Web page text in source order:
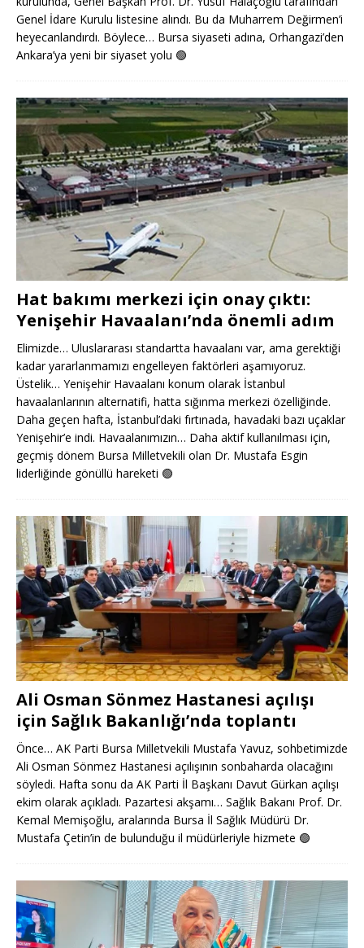
Genel İdare Kurulu listesine alındı. Bu da Muharrem Değirmen’i
heyecanlandırdı. Böylece… Bursa siyaseti adına, Orhangazi’den
Ankara’ya yeni bir siyaset yolu 🟢
Hat bakımı merkezi için onay çıktı:
Yenişehir Havaalanı’nda önemli adım
Elimizde… Uluslararası standartta havaalanı var, ama gerektiği
kadar yararlanmamızı engelleyen faktörleri aşamıyoruz.
Üstelik… Yenişehir Havaalanı konum olarak İstanbul
havaalanlarının alternatifi, hatta sığınma merkezi özelliğinde.
Daha geçen hafta, İstanbul’daki fırtınada, havadaki bazı uçaklar
Yenişehir’e indi. Havaalanımızın… Daha aktif kullanılması için,
geçmiş dönem Bursa Milletvekili olan Dr. Mustafa Esgin
liderliğinde gönüllü hareketi 🟢
Ali Osman Sönmez Hastanesi açılışı
için Sağlık Bakanlığı’nda toplantı
Önce… AK Parti Bursa Milletvekili Mustafa Yavuz, sohbetimizde
Ali Osman Sönmez Hastanesi açılışının sonbaharda olacağını
söyledi. Hafta sonu da AK Parti İl Başkanı Davut Gürkan açılışı
ekim olarak açıkladı. Pazartesi akşamı… Sağlık Bakanı Prof. Dr.
Kemal Memişoğlu, aralarında Bursa İl Sağlık Müdürü Dr.
Mustafa Çetin’in de bulunduğu il müdürleriyle hizmete 🟢